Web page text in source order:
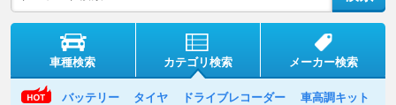
車種検索 カテゴリ検索 メーカー検索
バッテリー タイヤ ドライブレコーダー
車高調キット